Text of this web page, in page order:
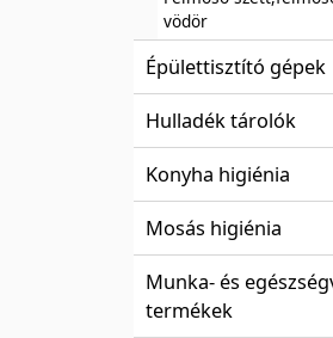
vödör
Épülettisztító gépek
Hulladék tárolók
Konyha higiénia
Mosás higiénia
Munka- és
termékek